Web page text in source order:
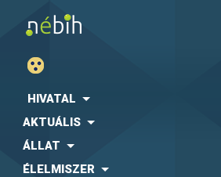
HIVATAL
AKTUÁLIS
ÁLLAT
ÉLELMISZER